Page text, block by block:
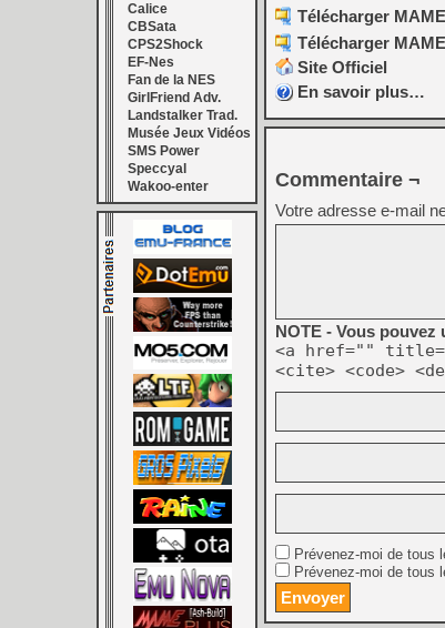
Calice
CBSata
CPS2Shock
EF-Nes
Fan de la NES
GirlFriend Adv.
Landstalker Trad.
Musée Jeux Vidéos
SMS Power
Speccyal
Wakoo-enter
Télécharger
Télécharger
Site Officiel
En savoir plus…
Commentaire ¬
Votre adresse e-mail
NOTE - Vous
<a href=""
<cite> <code>
Prévenez-moi de tous
Prévenez-moi de tous